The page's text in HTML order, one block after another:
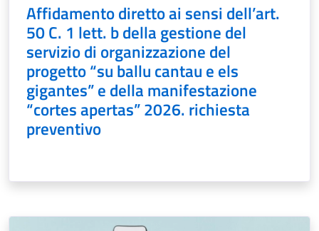
Affidamento diretto ai sensi dell’art.
50 C. 1 lett. b della gestione del
servizio di organizzazione del
progetto “su ballu cantau e els
gigantes” e della manifestazione
“cortes apertas” 2026. richiesta
preventivo